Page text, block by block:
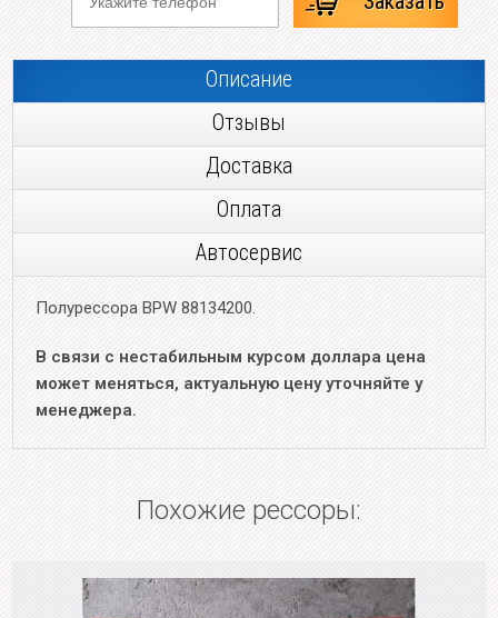
Описание
Отзывы
Доставка
Оплата
Автосервис
Полурессора BPW 88134200.
В связи с нестабильным курсом доллара цена
может меняться, актуальную цену уточняйте у
менеджера.
Похожие рессоры: